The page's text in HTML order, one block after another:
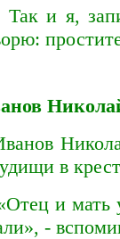
Так и я,
в
и мать
-